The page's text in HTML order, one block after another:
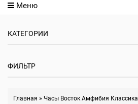
Меню
КАТЕГОРИИ
ФИЛЬТР
Главная » Часы Восток Амфибия Классика